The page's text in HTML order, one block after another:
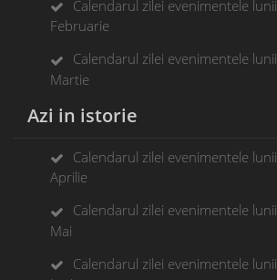
Calendarul zilei evenimentele lunii
Februarie
Calendarul zilei evenimentele lunii
Martie
Azi in istorie
Calendarul zilei evenimentele lunii
Aprilie
Calendarul zilei evenimentele lunii
Mai
Calendarul zilei evenimentele lunii